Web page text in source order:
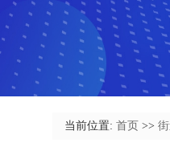
当前位置: 首页 >>